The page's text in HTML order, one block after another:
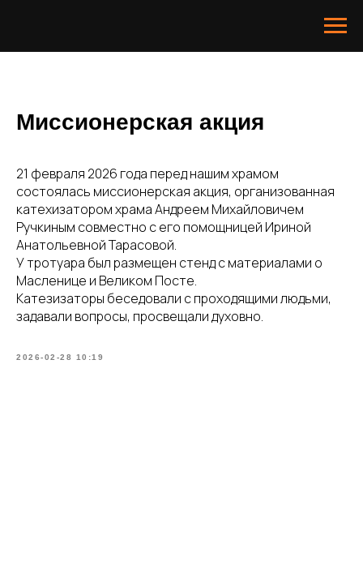
Миссионерская акция
21 февраля 2026 года перед нашим храмом
состоялась миссионерская акция, организованная
катехизатором храма Андреем Михайловичем
Ручкиным совместно с его помощницей Ириной
Анатольевной Тарасовой.
У тротуара был размещен стенд с материалами о
Масленице и Великом Посте.
Катезизаторы беседовали с проходящими людьми,
задавали вопросы, просвещали духовно.
2026-02-28 10:19